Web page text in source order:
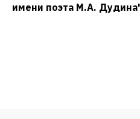
имени поэта М.А.